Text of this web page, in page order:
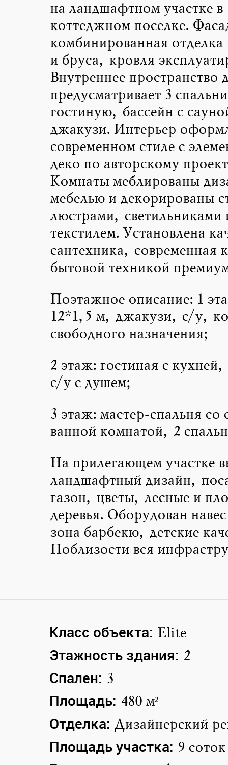
на ландшафтном участке в
коттеджном поселке.
комбинированная отделка
и бруса, кровля
Внутреннее пространство
предусматривает 3
гостиную, бассейн с
джакузи. Интерьер
современном стиле с
деко по авторскому
Комнаты меблированы
мебелью и декорированы
люстрами, светильниками
текстилем. Установлена
сантехника, современная
бытовой техникой
Поэтажное описание: 1
12*1,5 м, джакузи, с/у,
свободного назначения;
2 этаж: гостиная с
с/у с душем;
3 этаж: мастер-спальня со
ванной комнатой, 2
На прилегающем участке
ландшафтный дизайн,
газон, цветы, лесные и
деревья. Оборудован
зона барбекю, детские
Поблизости вся
Класс объекта: Elite
Этажность здания: 2
Спален: 3
Площадь: 480 м²
Отделка: Дизайнерский
Площадь участка: 9 соток